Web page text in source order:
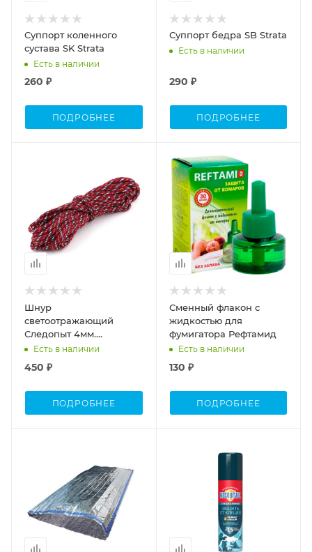
Суппорт коленного
сустава SK Strata
Есть в наличии
260 ₽
ПОДРОБНЕЕ
Суппорт бедра SB Strata
Есть в наличии
290 ₽
ПОДРОБНЕЕ
Шнур
светоотражающий
Следопыт 4мм.
(10)красный-оранж.-
Есть в наличии
450 ₽
ПОДРОБНЕЕ
Сменный флакон с
жидкостью для
фумигатора Рефтамид
Есть в наличии
130 ₽
ПОДРОБНЕЕ